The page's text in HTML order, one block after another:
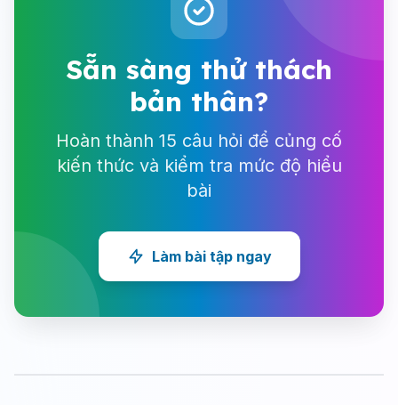
Sẵn sàng thử thách
bản thân?
Hoàn thành 15 câu hỏi để củng cố
kiến thức và kiểm tra mức độ hiểu
bài
Làm bài tập ngay